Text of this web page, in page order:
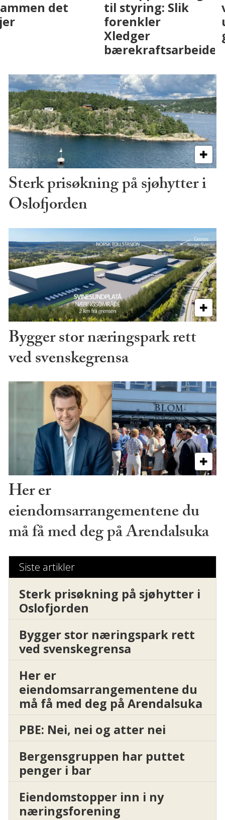
eiendomsbransjen
med AI. Slik ser vi
Drammen det
skjer
Sterk prisøkning på sjøhytter i
Oslofjorden
Bygger stor næringspark rett
ved svenskegrensa
Her er
eiendomsarrangementene du
må få med deg på Arendalsuka
Siste artikler
Sterk prisøkning på sjøhytter i
Oslofjorden
Bygger stor næringspark rett
ved svenskegrensa
Her er
eiendomsarrangementene du
må få med deg på Arendalsuka
PBE: Nei, nei og atter nei
Bergensgruppen har puttet
penger i bar
Eiendomstopper inn i ny
næringsforening